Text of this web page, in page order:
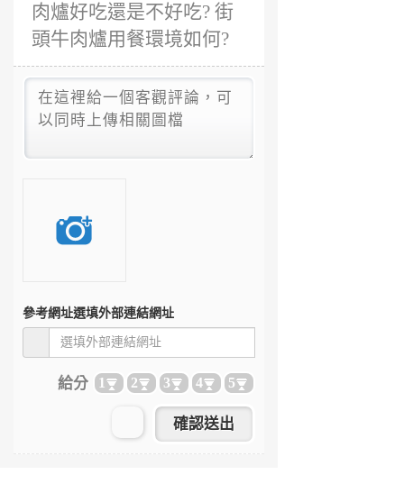
肉爐好吃還是不好吃? 街
頭牛肉爐用餐環境如何?
參考網址選填外部連結網址
給分 1 2 3 4 5